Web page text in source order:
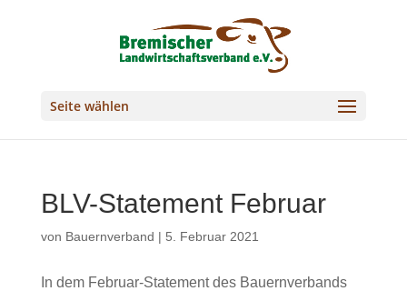
Seite wählen
BLV-Statement Februar
von Bauernverband | 5. Februar 2021
In dem Februar-Statement des Bauernverbands